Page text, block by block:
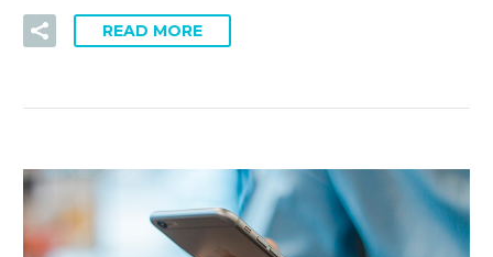
READ MORE